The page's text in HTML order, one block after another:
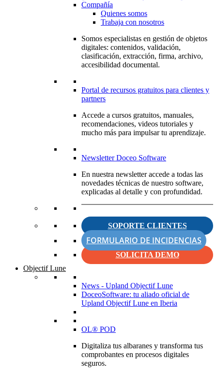
Compañía
Quienes somos
Trabaja con nosotros
Somos especialistas en gestión de objetos
digitales: contenidos, validación,
clasificación, extracción, firma, archivo,
accesibilidad documental.
Portal de recursos gratuitos para clientes y
partners
Accede a cursos gratuitos, manuales,
recomendaciones, videos tutoriales y
mucho más para impulsar tu aprendizaje.
Newsletter Doceo Software
En nuestra newsletter accede a todas las
novedades técnicas de nuestro software,
explicadas al detalle y con profundidad.
SOPORTE CLIENTES
FORMULARIO DE INCIDENCIAS
SOLICITA DEMO
Objectif Lune
News - Upland Objectif Lune
DoceoSoftware: tu aliado oficial de
Upland Objectif Lune en Iberia
OL® POD
Digitaliza tus albaranes y transforma tus
comprobantes en procesos digitales
seguros.